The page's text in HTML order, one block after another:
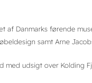
af Danmarks førende
samt Arne
med udsigt over Kolding